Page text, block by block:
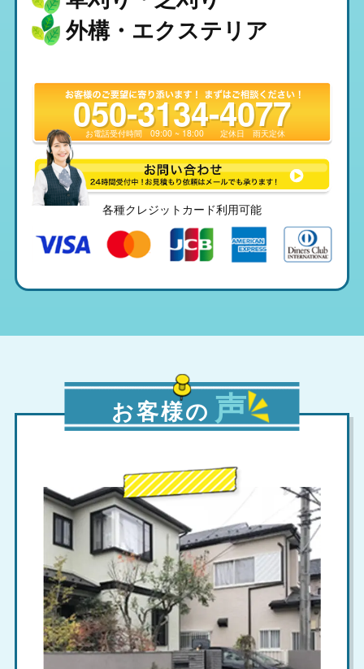
外構・エクステリア
050-3134-4077
お電話受付時間09:00 ~ 18:00 定休日雨天定休
各種クレジットカード利用可能
お客様の 声